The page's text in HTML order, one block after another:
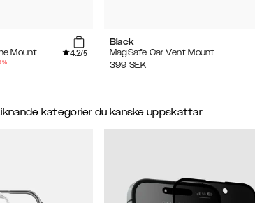
Mount
4.2/5
%
Black
MagSafe Car Vent Mount
399 SEK
kategorier du kanske uppskattar